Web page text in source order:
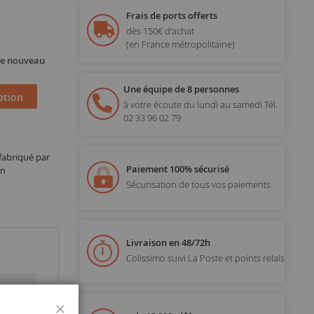
nouveau
par
Frais de ports offerts
dès 150€ d'achat
(en France métropolitaine)
Une équipe de 8 personnes
à votre écoute du lundi au samedi Tél.
02 33 96 02 79
Paiement 100% sécurisé
Sécurisation de tous vos paiements
Livraison en 48/72h
Colissimo suivi La Poste et points relais